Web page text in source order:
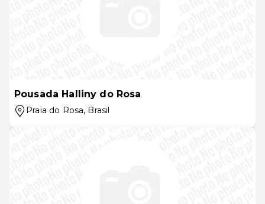
Pousada Halliny do Rosa
Praia do Rosa, Brasil